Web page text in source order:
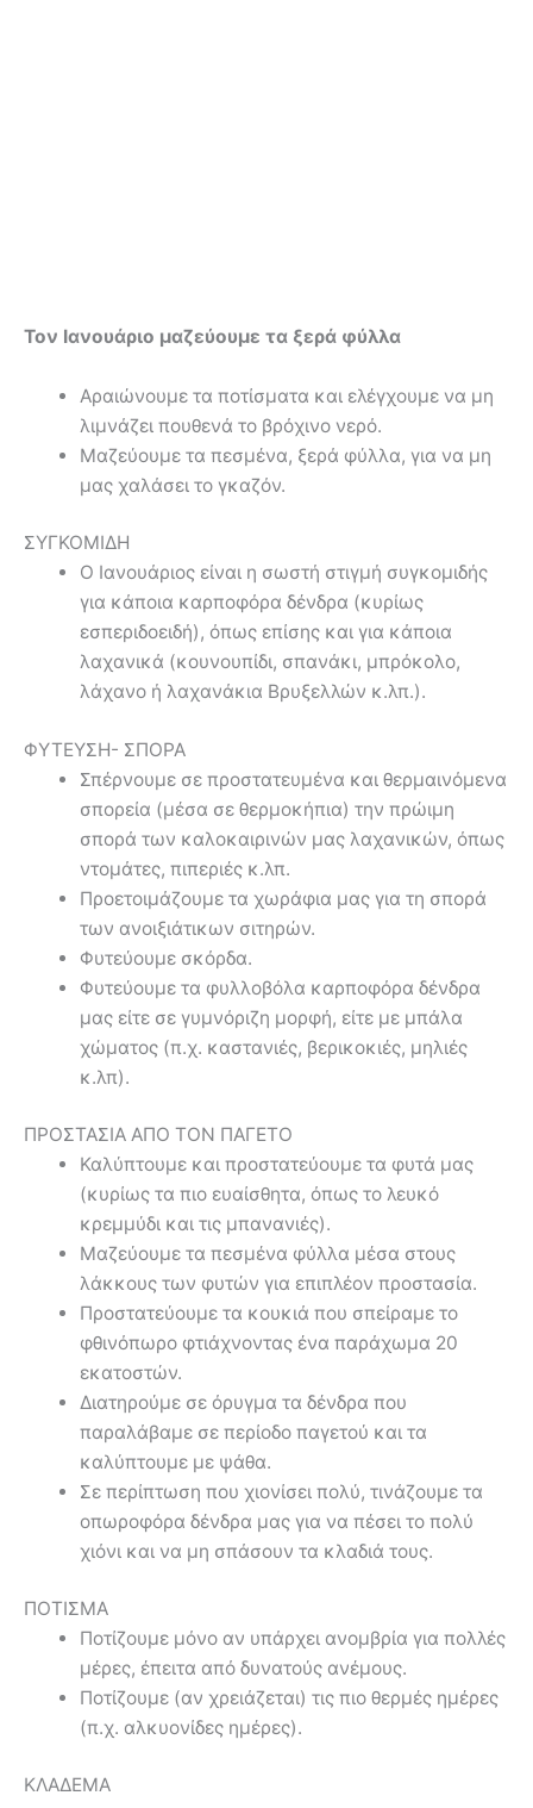
Τον Ιανουάριο μαζεύουμε τα ξερά φύλλα
Αραιώνουμε τα ποτίσματα και ελέγχουμε να μη
λιμνάζει πουθενά το βρόχινο νερό.
Μαζεύουμε τα πεσμένα, ξερά φύλλα, για να μη
μας χαλάσει το γκαζόν.
ΣΥΓΚΟΜΙΔΗ
Ο Ιανουάριος είναι η σωστή στιγμή συγκομιδής
για κάποια καρποφόρα δένδρα (κυρίως
εσπεριδοειδή), όπως επίσης και για κάποια
λαχανικά (κουνουπίδι, σπανάκι, μπρόκολο,
λάχανο ή λαχανάκια Βρυξελλών κ.λπ.).
ΦΥΤΕΥΣΗ- ΣΠΟΡΑ
Σπέρνουμε σε προστατευμένα και θερμαινόμενα
σπορεία (μέσα σε θερμοκήπια) την πρώιμη
σπορά των καλοκαιρινών μας λαχανικών, όπως
ντομάτες, πιπεριές κ.λπ.
Προετοιμάζουμε τα χωράφια μας για τη σπορά
των ανοιξιάτικων σιτηρών.
Φυτεύουμε σκόρδα.
Φυτεύουμε τα φυλλοβόλα καρποφόρα δένδρα
μας είτε σε γυμνόριζη μορφή, είτε με μπάλα
χώματος (π.χ. καστανιές, βερικοκιές, μηλιές
κ.λπ).
ΠΡΟΣΤΑΣΙΑ ΑΠΟ ΤΟΝ ΠΑΓΕΤΟ
Καλύπτουμε και προστατεύουμε τα φυτά μας
(κυρίως τα πιο ευαίσθητα, όπως το λευκό
κρεμμύδι και τις μπανανιές).
Μαζεύουμε τα πεσμένα φύλλα μέσα στους
λάκκους των φυτών για επιπλέον προστασία.
Προστατεύουμε τα κουκιά που σπείραμε το
φθινόπωρο φτιάχνοντας ένα παράχωμα 20
εκατοστών.
Διατηρούμε σε όρυγμα τα δένδρα που
παραλάβαμε σε περίοδο παγετού και τα
καλύπτουμε με ψάθα.
Σε περίπτωση που χιονίσει πολύ, τινάζουμε τα
οπωροφόρα δένδρα μας για να πέσει το πολύ
χιόνι και να μη σπάσουν τα κλαδιά τους.
ΠΟΤΙΣΜΑ
Ποτίζουμε μόνο αν υπάρχει ανομβρία για πολλές
μέρες, έπειτα από δυνατούς ανέμους.
Ποτίζουμε (αν χρειάζεται) τις πιο θερμές ημέρες
(π.χ. αλκυονίδες ημέρες).
ΚΛΑΔΕΜΑ